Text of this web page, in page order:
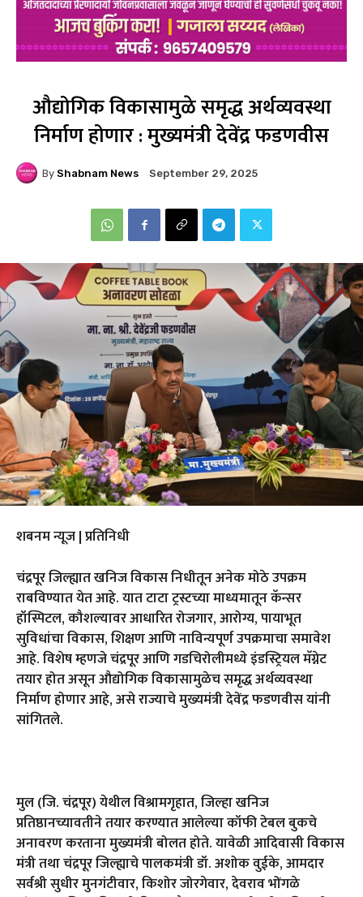
औद्योगिक विकासामुळे समृद्ध अर्थव्यवस्था
निर्माण होणार : मुख्यमंत्री देवेंद्र फडणवीस
By Shabnam News September 29, 2025
शबनम न्यूज | प्रतिनिधी
चंद्रपूर जिल्ह्यात खनिज विकास निधीतून अनेक मोठे उपक्रम
राबविण्यात येत आहे. यात टाटा ट्रस्टच्या माध्यमातून कॅन्सर
हॉस्पिटल, कौशल्यावर आधारित रोजगार, आरोग्य, पायाभूत
सुविधांचा विकास, शिक्षण आणि नाविन्यपूर्ण उपक्रमाचा समावेश
आहे. विशेष म्हणजे चंद्रपूर आणि गडचिरोलीमध्ये इंडस्ट्रियल मॅग्नेट
तयार होत असून औद्योगिक विकासामुळेच समृद्ध अर्थव्यवस्था
निर्माण होणार आहे, असे राज्याचे मुख्यमंत्री देवेंद्र फडणवीस यांनी
सांगितले.
मुल (जि. चंद्रपूर) येथील विश्रामगृहात, जिल्हा खनिज
प्रतिष्ठानच्यावतीने तयार करण्यात आलेल्या कॉफी टेबल बुकचे
अनावरण करताना मुख्यमंत्री बोलत होते. यावेळी आदिवासी विकास
मंत्री तथा चंद्रपूर जिल्ह्याचे पालकमंत्री डॉ. अशोक वुईके, आमदार
सर्वश्री सुधीर मुनगंटीवार, किशोर जोरगेवार, देवराव भोंगळे